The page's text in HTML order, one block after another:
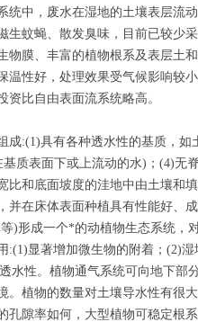
统中，废水在湿地的土壤表层流
生蚊蝇、散发臭味，目前已较少
物膜、丰富的植物根系及表层土
温性好，处理效果受气候影响较
资比自由表面流系统略高。
成:(1)具有各种透水性的基质，
质表面下或上流动的水)；(4)无
比和底面坡度的洼地中由土壤和
并在床体表面种植具有性能好、
)形成一个*的动植物生态系统，
:(1)显著增加微生物的附着；(2)
水性。植物通气系统可向地下部
。植物的数量对土壤导水性有很
孔隙率如何，大型植物可稳定根